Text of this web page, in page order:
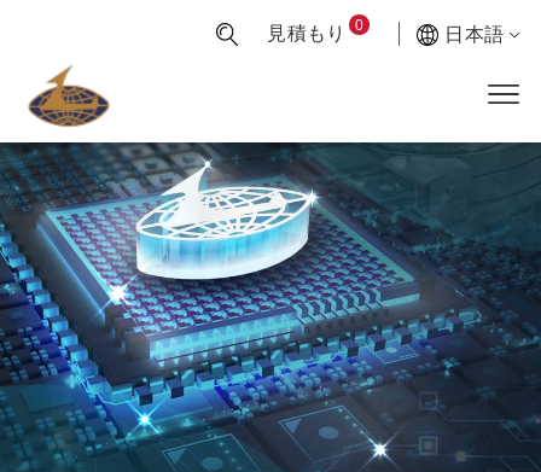
見積もり 0 日本語